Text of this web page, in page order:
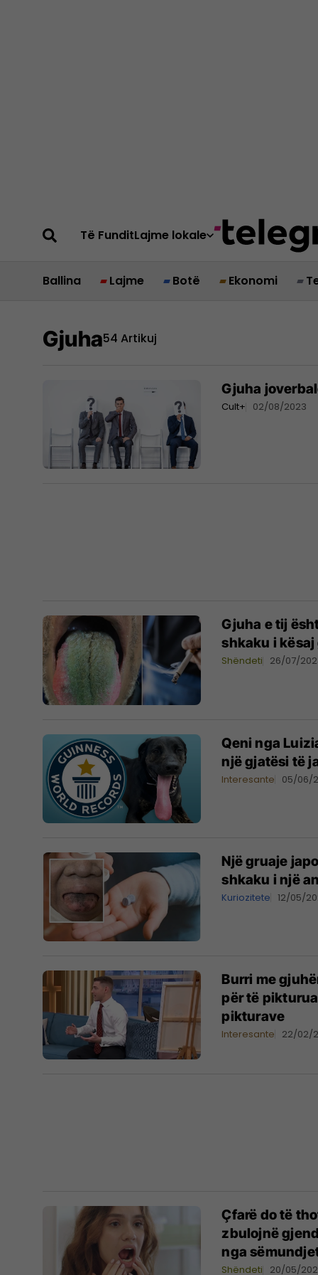
Të FunditLajme lokale
Ballina Lajme Botë Ekonomi
Gjuha54 Artikuj
Gjuha
Cult+ 02/08/2023
Gjuha e tij
shkaku i
Shëndeti 26/07/
Qeni nga
një gjatësi të
Interesante 05/06/
Një gruaje
shkaku i një
Kuriozitete 12/05/
Burri me
për të
pikturave
Interesante 22/02/
Çfarë do të
zbulojnë
nga
Shëndeti 20/05/